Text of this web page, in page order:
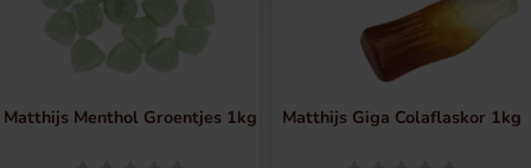
Matthijs Menthol Groentjes 1kg Matthijs Giga Colaflaskor 1kg